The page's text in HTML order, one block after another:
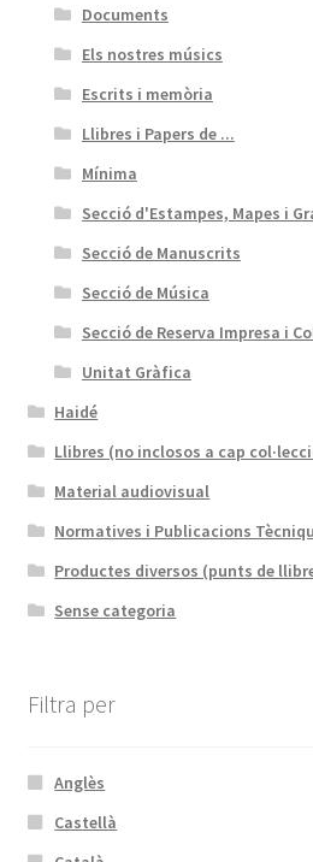
Documents
Els nostres músics
Escrits i memòria
Llibres i Papers de ...
Mínima
Secció d'Estampes, Mapes i
Secció de Manuscrits
Secció de Música
Secció de Reserva Impresa i
Unitat Gràfica
Haidé
Llibres (no inclosos a cap
Material audiovisual
Normatives i Publicacions
Productes diversos (punts de
Sense categoria
Filtra per
Anglès
Castellà